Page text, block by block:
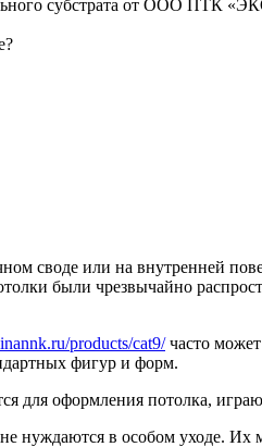
своде или на внутренней
были чрезвычайно
products/cat9/часто
фигур и форм.
для оформления потолка,
нуждаются в особом уходе. Их